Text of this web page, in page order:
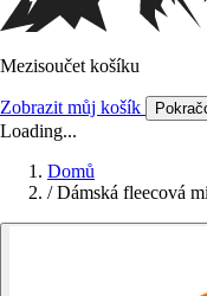
Mezisoučet košíku
Zobrazit můj košík
Loading...
Domů
/ Dámská fleecová